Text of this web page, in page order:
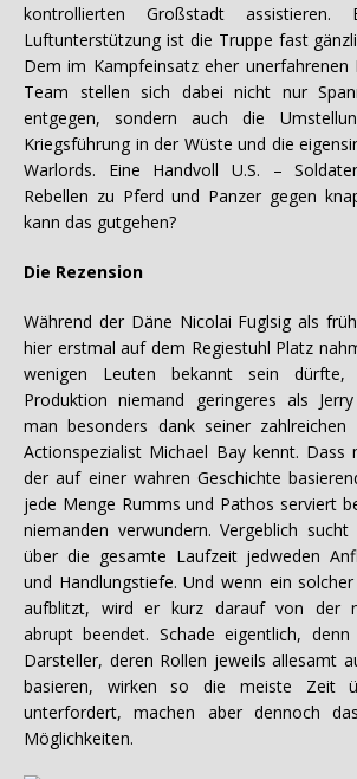
kontrollierten Großstadt
Luftunterstützung ist die Truppe fast
Dem im Kampfeinsatz eher unerfahrenen
Team stellen sich dabei nicht nur
entgegen, sondern auch die
Kriegsführung in der Wüste und die
Warlords. Eine Handvoll U.S. –
Rebellen zu Pferd und Panzer gegen
kann das gutgehen?
Die Rezension
Während der Däne Nicolai Fuglsig als
hier erstmal auf dem Regiestuhl Platz
wenigen Leuten bekannt sein
Produktion niemand geringeres als
man besonders dank seiner
Actionspezialist Michael Bay kennt.
der auf einer wahren Geschichte
jede Menge Rumms und Pathos serviert
niemanden verwundern. Vergeblich
über die gesamte Laufzeit jedweden
und Handlungstiefe. Und wenn ein
aufblitzt, wird er kurz darauf von der
abrupt beendet. Schade eigentlich,
Darsteller, deren Rollen jeweils allesamt
basieren, wirken so die meiste Zeit
unterfordert, machen aber dennoch
Möglichkeiten.